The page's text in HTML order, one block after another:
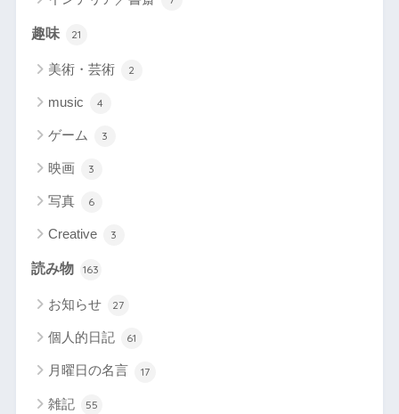
趣味 21
美術・芸術 2
music 4
ゲーム 3
映画 3
写真 6
Creative 3
読み物 163
お知らせ 27
個人的日記 61
月曜日の名言 17
雑記 55